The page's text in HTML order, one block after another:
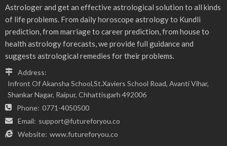
Astrologer and get an effective astrological solution to all kinds
of life problems. From daily horoscope astrology to Kundli
prediction, from marriage to career prediction, from house to
health astrology forecasts, we provide full guidance and
suggests astrological remedies for their problems.
Address:
Infront Of Akansha School,St.Xaviers School Road, Avanti Vihar,
Shankar Nagar, Raipur, Chhattisgarh 492006
Phone: 0771-4050500
Email: support@futureforyou.co
Website: www.futureforyou.co